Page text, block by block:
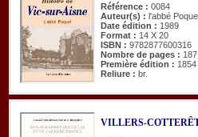
Référence : 0084
Auteur(s) : l'abbé
Date édition : 1989
Format : 14 X 20
ISBN : 9782877600316
Nombre de pages : 187
Première édition : 1854
Reliure : br.
VILLERS-